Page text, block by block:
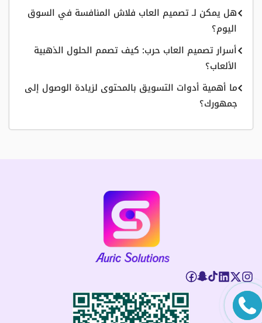
هل يمكن لـ تصميم العاب فلاش المنافسة في السوق
اليوم؟
أسرار تصميم العاب حرب: كيف تصمم الحلول الذهبية
الألعاب؟
ما أهمية أدوات التسويق بالمحتوى لزيادة الوصول إلى
جمهورك؟